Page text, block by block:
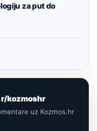
za put do
r/kozmoshr
uz Kozmos.hr